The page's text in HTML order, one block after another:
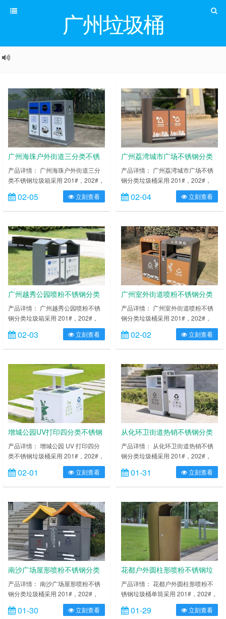
广州垃圾桶
广州海珠户外街道三分类不锈
钢垃圾箱
产品详情： 广州海珠户外街道三分
类不锈钢垃圾箱采用 201#，202#，
304#优质不锈钢材料模压成型，坚
固耐用，不易破损；耐火安全，抗高
低温，适合各种恶劣气候条件；金属
场、商场高档场所；内外表面光洁，
减少垃圾残留，易于清洁；配置镀锌
板内桶，便于垃圾清倒；激光切割开
料，尺寸精准，投口无缝焊接成型，
打磨抛光处理圆滑不割手，……
02-05 立刻查看
广州荔湾城市广场不锈钢分类
垃圾桶
产品详情： 广州荔湾城市广场不锈
钢分类垃圾桶采用 201#，202#，
304#优质不锈钢材料模压成型，坚
固耐用，不易破损；耐火安全，抗高
低温，适合各种恶劣气候条件；金属
场、商场高档场所；内外表面光洁，
减少垃圾残留，易于清洁；配置镀锌
板内桶，便于垃圾清倒；激光切割开
料，尺寸精准，投口无缝焊接成型，
打磨抛光处理圆滑不割手，传志……
02-04 立刻查看
广州越秀公园喷粉不锈钢分类
垃圾箱
产品详情： 广州越秀公园喷粉不锈
钢分类垃圾箱采用 201#，202#，
304#优质不锈钢材料模压成型，坚
固耐用，不易破损；耐火安全，抗高
低温，适合各种恶劣气候条件；金属
场、商场高档场所；内外表面光洁，
减少垃圾残留，易于清洁；配置镀锌
板内桶，便于垃圾清倒；激光切割开
料，尺寸精准，投口无缝焊接成型，
打磨抛光处理圆滑不割手，……
02-03 立刻查看
广州室外街道喷粉不锈钢分类
垃圾桶
产品详情： 广州室外街道喷粉不锈
钢分类垃圾桶采用 201#，202#，
304#优质不锈钢材料模压成型，坚
固耐用，不易破损；耐火安全，抗高
低温，适合各种恶劣气候条件；金属
场、商场高档场所；内外表面光洁，
减少垃圾残留，易于清洁；配置镀锌
板内桶，便于垃圾清倒；激光切割开
料，尺寸精准，投口无缝焊接成型，
打磨抛光处理圆滑不割手，传……
02-02 立刻查看
增城公园UV打印四分类不锈钢
垃圾桶
产品详情： 增城公园 UV 打印四分
类不锈钢垃圾桶采用 201#，202#，
304#优质不锈钢材料模压成型，坚
固耐用，不易破损；耐火安全，抗高
低温，适合各种恶劣气候条件；金属
场、商场高档场所；内外表面光洁，
减少垃圾残留，易于清洁；配置镀锌
板内桶，便于垃圾清倒；激光切割开
料，尺寸精准，投口无缝焊接成型，
打磨抛光处理圆滑不……
02-01 立刻查看
从化环卫街道热销不锈钢分类
垃圾桶
产品详情： 从化环卫街道热销不锈
钢分类垃圾桶采用 201#，202#，
304#优质不锈钢材料模压成型，坚
固耐用，不易破损；耐火安全，抗高
低温，适合各种恶劣气候条件；金属
场、商场高档场所；内外表面光洁，
减少垃圾残留，易于清洁；配置镀锌
板内桶，便于垃圾清倒；激光切割开
料，尺寸精准，投口无缝焊接成型，
打磨抛光处理圆滑不割手，……
01-31 立刻查看
南沙广场屋形喷粉不锈钢分类
垃圾桶
产品详情： 南沙广场屋形喷粉不锈
钢分类垃圾桶采用 201#，202#，
304#优质不锈钢材料模压成型，坚
固耐用，不易破损；耐火安全，抗高
01-30 立刻查看
花都户外圆柱形喷粉不锈钢垃
圾桶单筒
产品详情： 花都户外圆柱形喷粉不
锈钢垃圾桶单筒采用 201#，202#，
304#优质不锈钢材料模压成型，坚
固耐用，不易破损；耐火安全，抗高
01-29 立刻查看